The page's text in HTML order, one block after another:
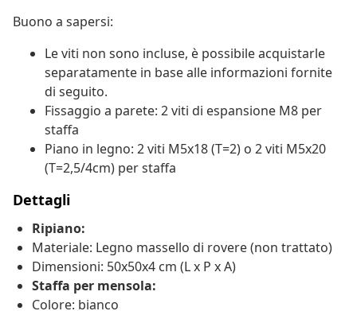
Buono a sapersi:
Le viti non sono incluse, è possibile acquistarle
separatamente in base alle informazioni fornite
di seguito.
Fissaggio a parete: 2 viti di espansione M8 per
staffa
Piano in legno: 2 viti M5x18 (T=2) o 2 viti M5x20
(T=2,5/4cm) per staffa
Dettagli
Ripiano:
Materiale: Legno massello di rovere (non trattato)
Dimensioni: 50x50x4 cm (L x P x A)
Staffa per mensola:
Colore: bianco